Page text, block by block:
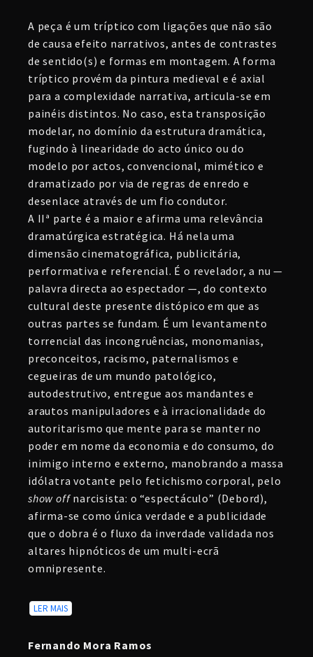
A peça é um tríptico com ligações que não são
de causa efeito narrativos, antes de contrastes
de sentido(s) e formas em montagem. A forma
tríptico provém da pintura medieval e é axial
para a complexidade narrativa, articula-se em
painéis distintos. No caso, esta transposição
modelar, no domínio da estrutura dramática,
fugindo à linearidade do acto único ou do
modelo por actos, convencional, mimético e
dramatizado por via de regras de enredo e
desenlace através de um fio condutor.
A IIª parte é a maior e afirma uma relevância
dramatúrgica estratégica. Há nela uma
dimensão cinematográfica, publicitária,
performativa e referencial. É o revelador, a nu —
palavra directa ao espectador —, do contexto
cultural deste presente distópico em que as
outras partes se fundam. É um levantamento
torrencial das incongruências, monomanias,
preconceitos, racismo, paternalismos e
cegueiras de um mundo patológico,
autodestrutivo, entregue aos mandantes e
arautos manipuladores e à irracionalidade do
autoritarismo que mente para se manter no
poder em nome da economia e do consumo, do
inimigo interno e externo, manobrando a massa
idólatra votante pelo fetichismo corporal, pelo
show offnarcisista: o “espectáculo” (Debord),
afirma-se como única verdade e a publicidade
que o dobra é o fluxo da inverdade validada nos
altares hipnóticos de um multi-ecrã
omnipresente.
LER MAIS
Fernando Mora Ramos